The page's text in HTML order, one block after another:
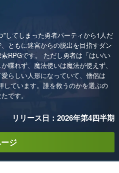
”してしまった勇者パーティから1人だ
ともに迷宮からの脱出を目指すダン
RPGです。 ただし勇者は「はい/い
喋れず、魔法使いは魔法が使えず、
らしい人形になっていて、僧侶は
しています。誰を救うのかを選ぶの
です。
リリース日：2026年第4四半期
ジ